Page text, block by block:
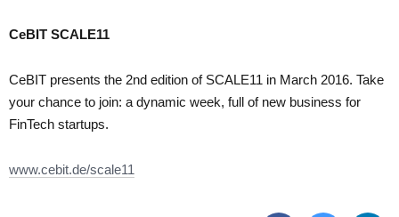
CeBIT SCALE11
CeBIT presents the 2nd edition of SCALE11 in March 2016. Take
your chance to join: a dynamic week, full of new business for
FinTech startups.
www.cebit.de/scale11